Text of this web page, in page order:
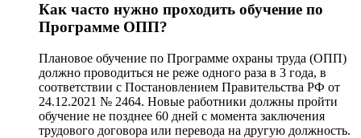
Как часто нужно проходить обучение по
Программе ОПП?
Плановое обучение по Программе охраны труда (ОПП)
должно проводиться не реже одного раза в 3 года, в
соответствии с Постановлением Правительства РФ от
24.12.2021 № 2464. Новые работники должны пройти
обучение не позднее 60 дней с момента заключения
трудового договора или перевода на другую должность.